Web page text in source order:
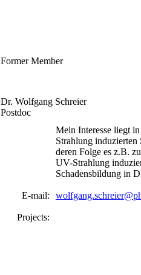
Former Member
Dr. Wolfgang Schreier
Postdoc
Mein Interesse liegt
Strahlung
deren Folge es z.B.
UV-Strahlung
Schadensbildung in
E-mail:
Projects: